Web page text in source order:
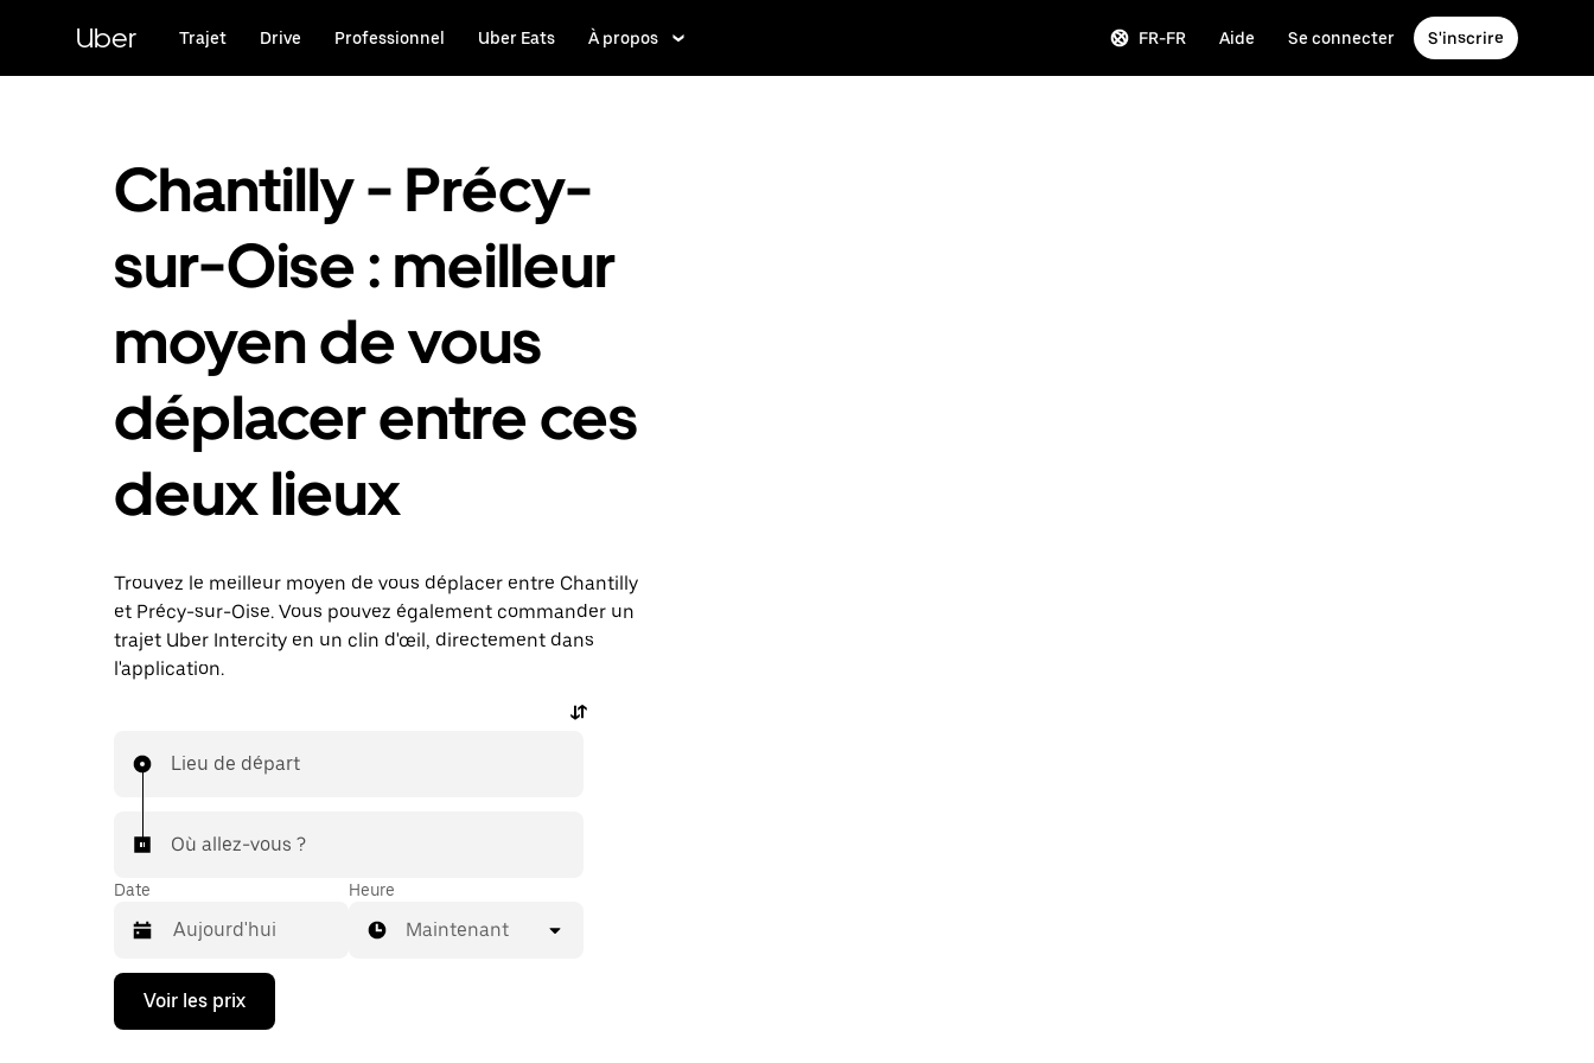
principal
Uber Trajet Drive Professionnel Uber Eats À propos FR-FR Aide Se connecter S'inscrire
Chantilly - Précy-
sur-Oise : meilleur
moyen de vous
déplacer entre ces
deux lieux
Trouvez le meilleur moyen de vous déplacer entre Chantilly
et Précy-sur-Oise. Vous pouvez également commander un
trajet Uber Intercity en un clin d'œil, directement dans
l'application.
Lieu de départ
Où allez-vous ?
Date
Appuyez
la
Heure
Maintenant
Voir les prix